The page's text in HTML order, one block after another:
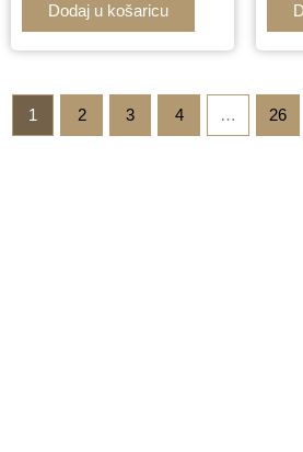
Dodaj u košaricu
1 2 3 4 … 26